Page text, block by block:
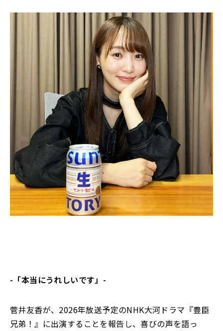
-「本当にうれしいです」-
菅井友香が、2026年放送予定のNHK大河ドラマ『豊臣
兄弟！』に出演することを報告し、喜びの声を語っ